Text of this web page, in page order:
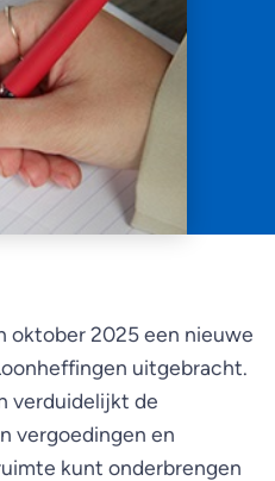
oktober 2025 een nieuwe
uitgebracht.
verduidelijkt de
vergoedingen en
kunt onderbrengen